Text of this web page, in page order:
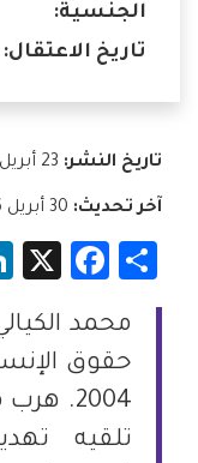
الجنسية:
تاريخ الاعتقال:
تاريخ النشر:
آخر تحديث:
Share
محمد
حقوق
2004.
تلقيه